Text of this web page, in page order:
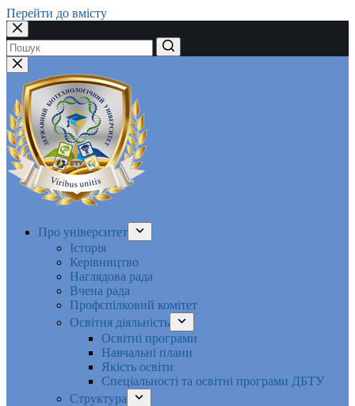
Перейти до вмісту
Немає
результатів
Про університет
Історія
Керівництво
Наглядова рада
Вчена рада
Профспілковий комітет
Освітня діяльність
Освітні програми
Навчальні плани
Якість освіти
Спеціальності та освітні програми ДБТУ
Структура